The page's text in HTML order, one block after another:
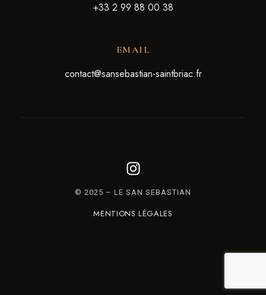
+33 2 99 88 00 38
EMAIL
contact@sansebastian-saintbriac.fr
© 2025 – LE SAN SEBASTIAN
MENTIONS LÉGALES